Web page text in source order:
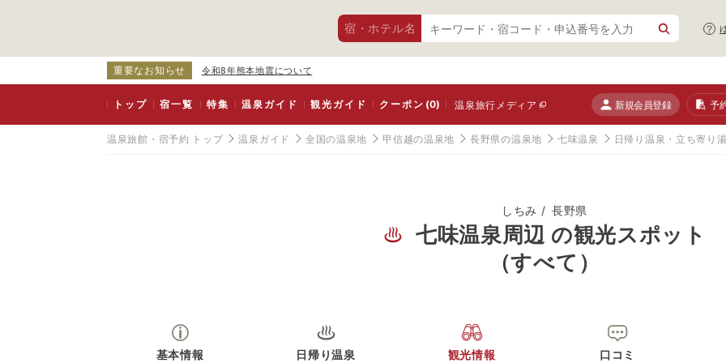
宿・ホテル名
重要なお知らせ 令和8年熊本地震について
トップ 宿一覧 特集 温泉ガイド 観光ガイド クーポン(0) 温泉旅行メディア 新規会員登録 予
温泉旅館・宿予約 トップ 温泉ガイド 全国の温泉地 甲信越の温泉地 長野県の温泉地 七味温泉 日帰り温泉・立ち寄り
しちみ 長野県
七味温泉周辺 の観光スポット
（すべて）
基本情報 日帰り温泉 観光情報 口コミ